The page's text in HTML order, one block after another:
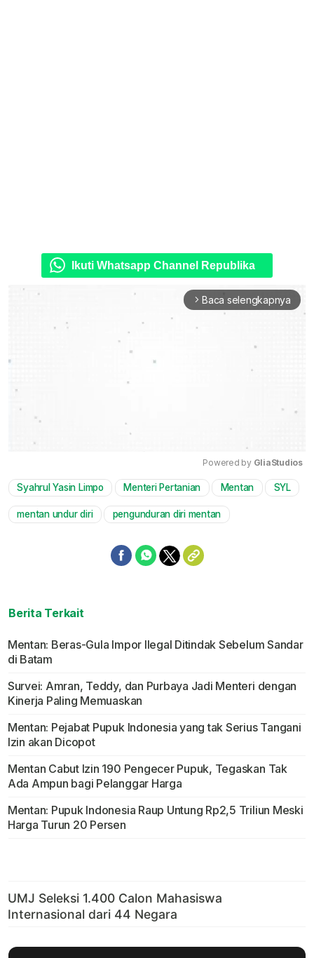
Ikuti Whatsapp Channel Republika
arrow_forward_ios Baca selengkapnya
Mute
Powered by GliaStudios
Syahrul Yasin Limpo Menteri Pertanian Mentan SYL
mentan undur diri pengunduran diri mentan
Berita Terkait
Mentan: Beras-Gula Impor Ilegal Ditindak Sebelum Sandar
di Batam
Survei: Amran, Teddy, dan Purbaya Jadi Menteri dengan
Kinerja Paling Memuaskan
Mentan: Pejabat Pupuk Indonesia yang tak Serius Tangani
Izin akan Dicopot
Mentan Cabut Izin 190 Pengecer Pupuk, Tegaskan Tak
Ada Ampun bagi Pelanggar Harga
Mentan: Pupuk Indonesia Raup Untung Rp2,5 Triliun Meski
Harga Turun 20 Persen